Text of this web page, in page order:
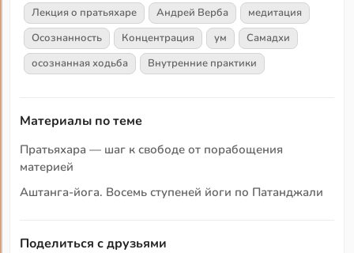
Лекция о пратьяхаре Андрей Верба
медитация
Осознанность
Концентрация ум
Самадхи
осознанная ходьба
Внутренние практики
Материалы по теме
Пратьяхара — шаг к свободе от порабощения
материей
Аштанга-йога. Восемь ступеней йоги по Патанджали
Поделиться с друзьями